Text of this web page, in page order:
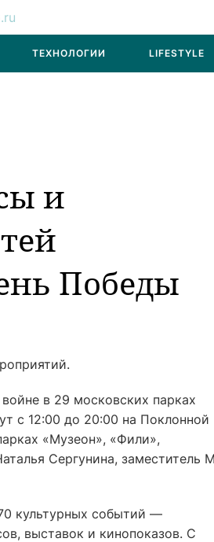
ТЕХНОЛОГИИ LIFESTYLE
и
Победы
в 29 московских парках
с 12:00 до 20:00 на Поклонной
«Музеон», «Фили»,
Сергунина, заместитель
культурных событий —
выставок и кинопоказов. С